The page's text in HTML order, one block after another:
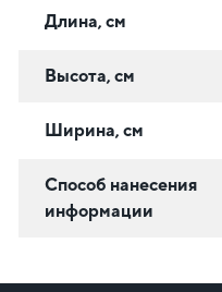
Длина, см
Высота, см
Ширина, см
Способ нанесения
информации